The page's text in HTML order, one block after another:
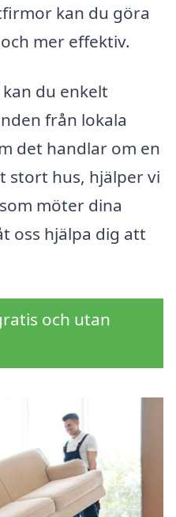
kan du göra
mer effektiv.
du enkelt
från lokala
det handlar om en
stort hus, hjälper vi
möter dina
oss hjälpa dig att
och utan